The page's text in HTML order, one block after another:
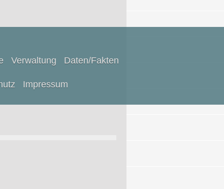
Verwaltung Daten/Fakten
Impressum